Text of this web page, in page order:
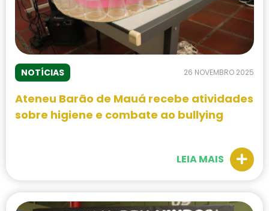
NOTÍCIAS 26 NOVEMBRO 2025
Ateneu Barão de Mauá recebe atividades
sobre higiene e combate ao bullying
LEIA MAIS